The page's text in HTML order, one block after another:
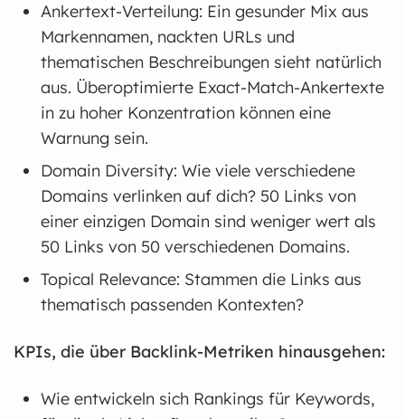
Ankertext-Verteilung: Ein gesunder Mix aus
Markennamen, nackten URLs und
thematischen Beschreibungen sieht natürlich
aus. Überoptimierte Exact-Match-Ankertexte
in zu hoher Konzentration können eine
Warnung sein.
Domain Diversity: Wie viele verschiedene
Domains verlinken auf dich? 50 Links von
einer einzigen Domain sind weniger wert als
50 Links von 50 verschiedenen Domains.
Topical Relevance: Stammen die Links aus
thematisch passenden Kontexten?
KPIs, die über Backlink-Metriken hinausgehen:
Wie entwickeln sich Rankings für Keywords,